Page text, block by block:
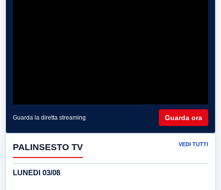
Guarda la diretta streaming Guarda ora
PALINSESTO TV VEDI TUTTI
LUNEDI 03/08